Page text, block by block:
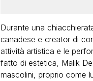
Durante una
canadese e creator di
attività artistica e le
fatto di estetica, Malik
mascolini, proprio come